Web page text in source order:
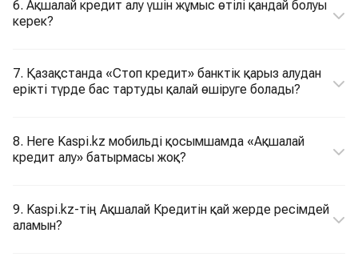
6. Ақшалай кредит алу үшін жұмыс өтілі қандай болуы
керек?
7. Қазақстанда «Стоп кредит» банктік қарыз алудан
ерікті түрде бас тартуды қалай өшіруге болады?
8. Неге Kaspi.kz мобильді қосымшамда «Ақшалай
кредит алу» батырмасы жоқ?
9. Kaspi.kz-тің Ақшалай Кредитін қай жерде ресімдей
аламын?